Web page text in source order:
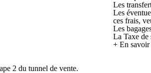
Les
Les
ces frais,
Les
La Taxe de
+ En savoir
2 du tunnel de vente.